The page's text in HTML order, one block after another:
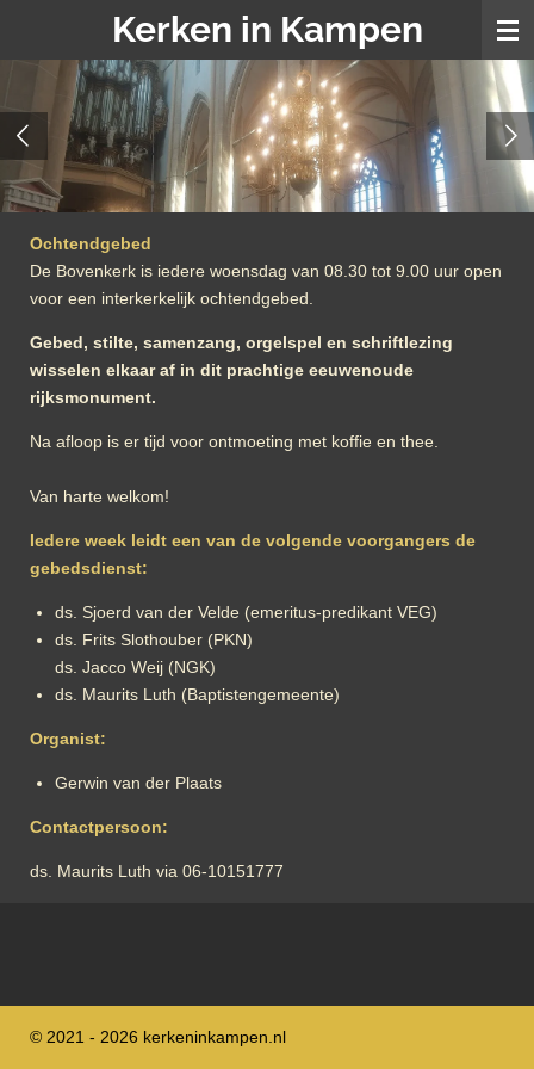
hoofdinhoud
Kerken in Kampen
Ochtendgebed
De Bovenkerk is iedere woensdag van 08.30 tot 9.00 uur open
voor een interkerkelijk ochtendgebed.
Gebed, stilte, samenzang, orgelspel en schriftlezing
wisselen elkaar af in dit prachtige eeuwenoude
rijksmonument.
Na afloop is er tijd voor ontmoeting met koffie en thee.
Van harte welkom!
Iedere week leidt een van de volgende voorgangers de
gebedsdienst:
ds. Sjoerd van der Velde (emeritus-predikant VEG)
ds. Frits Slothouber (PKN)
ds. Jacco Weij (NGK)
ds. Maurits Luth (Baptistengemeente)
Organist:
Gerwin van der Plaats
Contactpersoon:
ds. Maurits Luth via 06-10151777
© 2021 - 2026 kerkeninkampen.nl